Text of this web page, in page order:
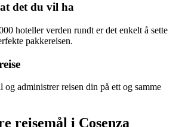
det du vil ha
hoteller verden rundt er det enkelt å sette
pakkereisen.
og administrer reisen din på ett og samme
reisemål i Cosenza